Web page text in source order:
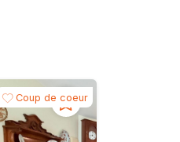
Coup de coeur